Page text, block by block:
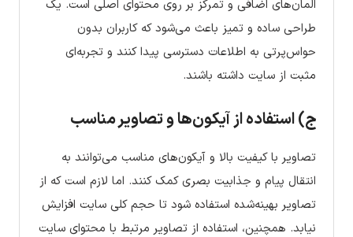
المان‌های اضافی و تمرکز بر روی محتوای اصلی است. یک
طراحی ساده و تمیز باعث می‌شود که کاربران بدون
حواس‌پرتی به اطلاعات دسترسی پیدا کنند و تجربه‌ای
مثبت از سایت داشته باشند.
ج) استفاده از آیکون‌ها و تصاویر مناسب
تصاویر با کیفیت بالا و آیکون‌های مناسب می‌توانند به
انتقال پیام و جذابیت بصری کمک کنند. اما لازم است که از
تصاویر بهینه‌شده استفاده شود تا حجم کلی سایت افزایش
نیابد. همچنین، استفاده از تصاویر مرتبط با محتوای سایت